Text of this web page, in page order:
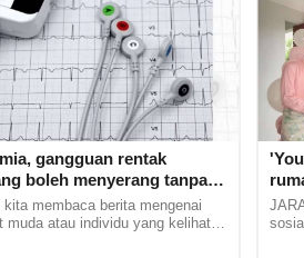
dan
tertua yang
gangguan rentak
boleh menyerang tanpa
membaca berita mengenai
muda atau individu yang kelihatan